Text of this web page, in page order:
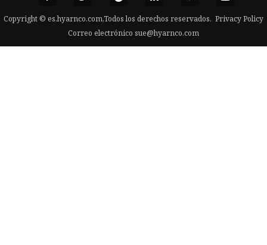
Copyright © es.hyarnco.com,Todos los derechos reservados. Privacy Policy
Correo electrónico sue@hyarnco.com